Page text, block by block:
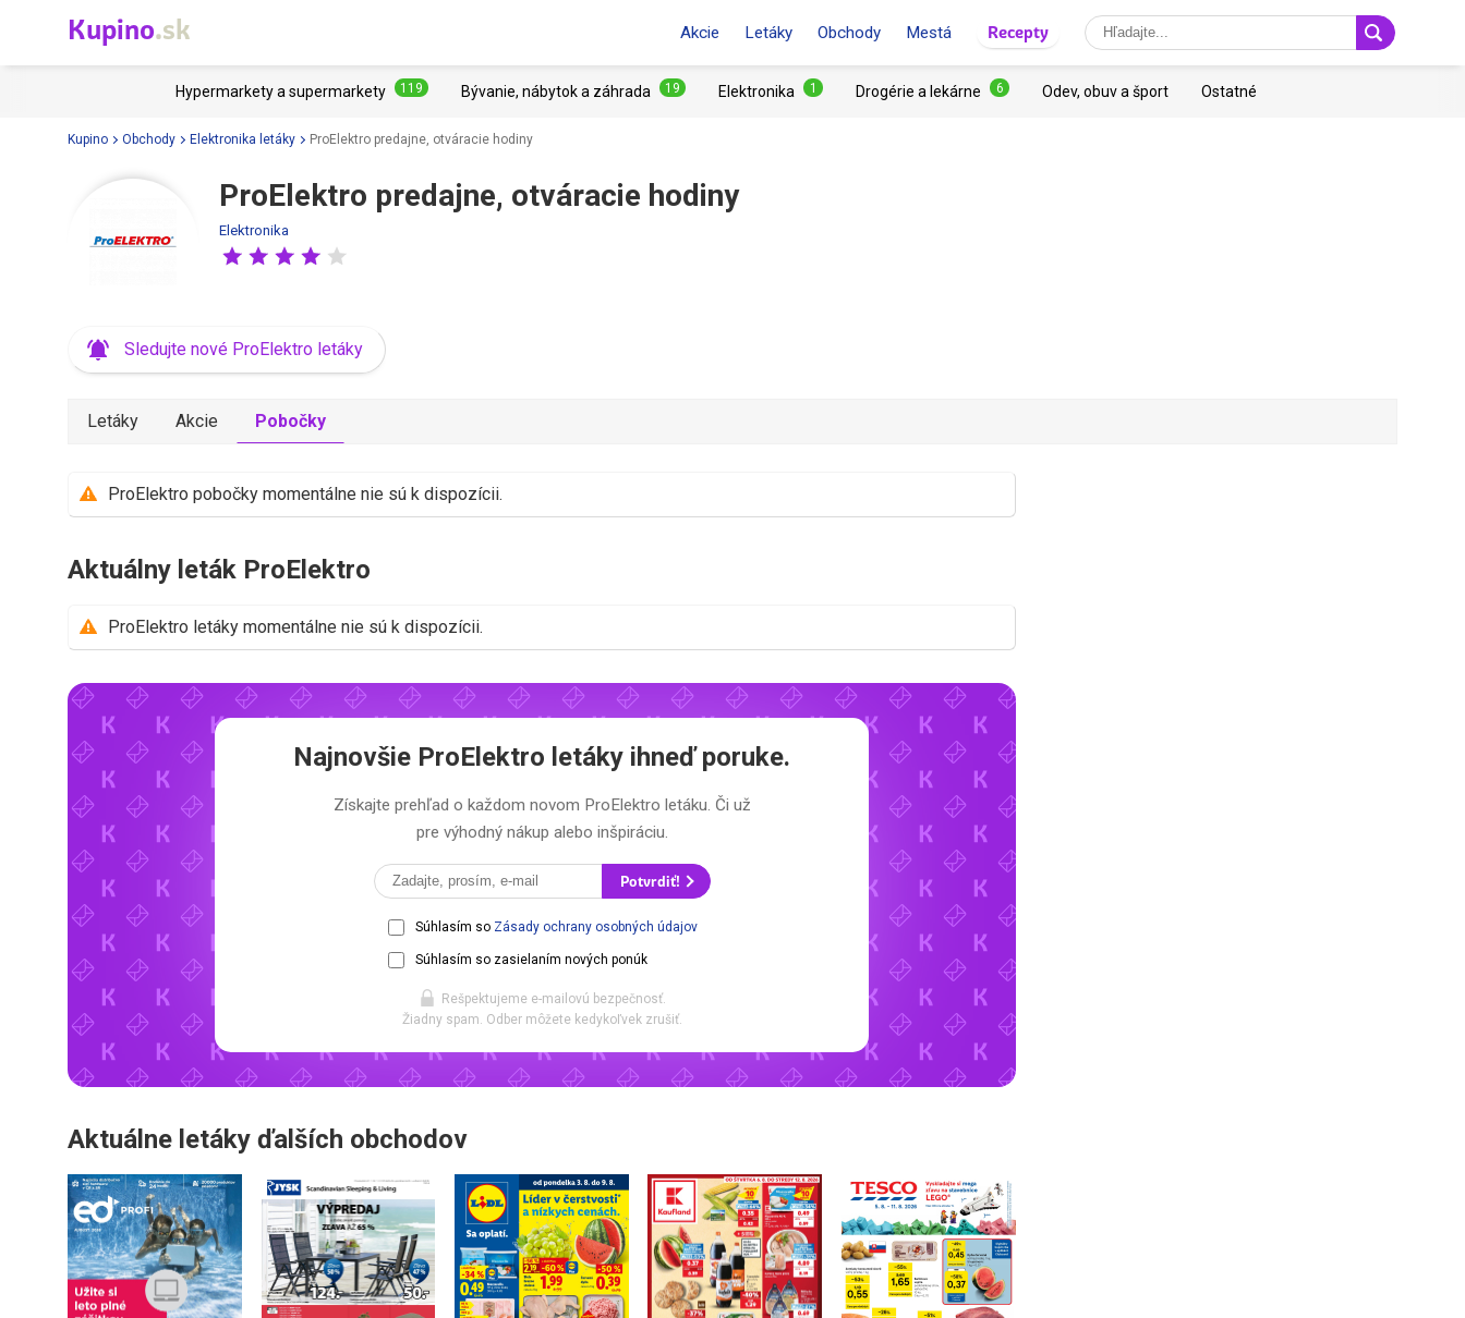
Kupino.sk Akcie Letáky Obchody Mestá Recepty
Hypermarkety a supermarkety 119 Bývanie, nábytok a záhrada 19 Elektronika 1 Drogérie a lekárne 6 Odev, obuv a šport Ostatné
Kupino Obchody Elektronika letáky ProElektro predajne, otváracie hodiny
ProElektro predajne, otváracie hodiny
Elektronika
Sledujte nové ProElektro letáky
Letáky Akcie Pobočky
ProElektro pobočky momentálne nie sú k dispozícii.
Aktuálny leták ProElektro
ProElektro letáky momentálne nie sú k dispozícii.
Najnovšie ProElektro letáky ihneď poruke.
Získajte prehľad o každom novom ProElektro letáku. Či už
pre výhodný nákup alebo inšpiráciu.
Potvrdiť!
Súhlasím so Zásady ochrany osobných údajov
Súhlasím so zasielaním nových ponúk
Rešpektujeme e-mailovú bezpečnosť.
Žiadny spam. Odber môžete kedykoľvek zrušiť.
Aktuálne letáky ďalších obchodov